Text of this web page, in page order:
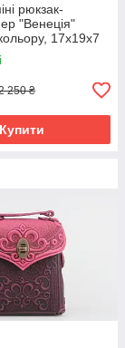
рюкзак-
"Венеція"
17х19х7
250 ₴
Купити